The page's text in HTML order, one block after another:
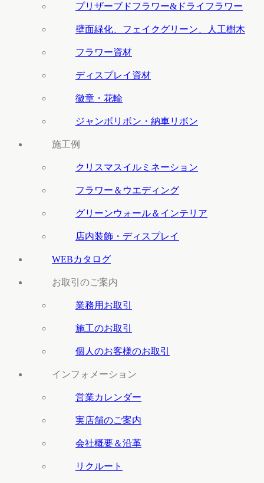
プリザーブドフラワー&ドライフラワー
壁面緑化、フェイクグリーン、人工樹木
フラワー資材
ディスプレイ資材
徽章・花輪
ジャンボリボン・納車リボン
施工例
クリスマスイルミネーション
フラワー＆ウエディング
グリーンウォール＆インテリア
店内装飾・ディスプレイ
WEBカタログ
お取引のご案内
業務用お取引
施工のお取引
個人のお客様のお取引
インフォメーション
営業カレンダー
実店舗のご案内
会社概要＆沿革
リクルート